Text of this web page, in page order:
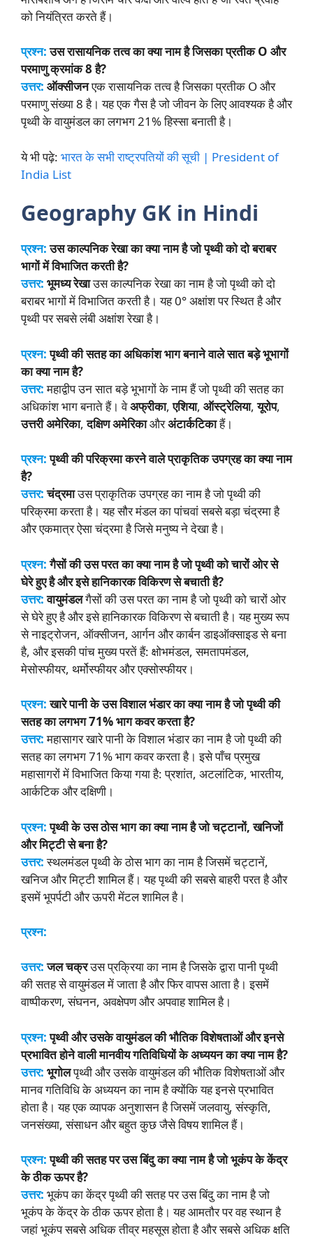
को नियंत्रित करते हैं।
प्रश्न:उस रासायनिक तत्व का क्या नाम है जिसका प्रतीक O और
परमाणु क्रमांक 8 है?
उत्तर: ऑक्सीजनएक रासायनिक तत्व है जिसका प्रतीक O और
परमाणु संख्या 8 है। यह एक गैस है जो जीवन के लिए आवश्यक है और
पृथ्वी के वायुमंडल का लगभग 21% हिस्सा बनाती है।
ये भी पढ़े: भारत के सभी राष्ट्रपतियों की सूची | President of
India List
Geography GK in Hindi
प्रश्न:उस काल्पनिक रेखा का क्या नाम है जो पृथ्वी को दो बराबर
भागों में विभाजित करती है?
उत्तर: भूमध्य रेखाउस काल्पनिक रेखा का नाम है जो पृथ्वी को दो
बराबर भागों में विभाजित करती है। यह 0° अक्षांश पर स्थित है और
पृथ्वी पर सबसे लंबी अक्षांश रेखा है।
प्रश्न:पृथ्वी की सतह का अधिकांश भाग बनाने वाले सात बड़े भूभागों
का क्या नाम है?
उत्तर:महाद्वीप उन सात बड़े भूभागों के नाम हैं जो पृथ्वी की सतह का
अधिकांश भाग बनाते हैं। वेअफ्रीका,एशिया, ऑस्ट्रेलिया,यूरोप,
उत्तरी अमेरिका,दक्षिण अमेरिकाऔरअंटार्कटिकाहैं।
प्रश्न:पृथ्वी की परिक्रमा करने वाले प्राकृतिक उपग्रह का क्या नाम
है?
उत्तर: चंद्रमाउस प्राकृतिक उपग्रह का नाम है जो पृथ्वी की
परिक्रमा करता है। यह सौर मंडल का पांचवां सबसे बड़ा चंद्रमा है
और एकमात्र ऐसा चंद्रमा है जिसे मनुष्य ने देखा है।
प्रश्न:गैसों की उस परत का क्या नाम है जो पृथ्वी को चारों ओर से
घेरे हुए है और इसे हानिकारक विकिरण से बचाती है?
उत्तर: वायुमंडलगैसों की उस परत का नाम है जो पृथ्वी को चारों ओर
से घेरे हुए है और इसे हानिकारक विकिरण से बचाती है। यह मुख्य रूप
से नाइट्रोजन, ऑक्सीजन, आर्गन और कार्बन डाइऑक्साइड से बना
है, और इसकी पांच मुख्य परतें हैं: क्षोभमंडल, समतापमंडल,
मेसोस्फीयर, थर्मोस्फीयर और एक्सोस्फीयर।
प्रश्न:खारे पानी के उस विशाल भंडार का क्या नाम है जो पृथ्वी की
सतह का लगभग 71% भाग कवर करता है?
उत्तर:महासागर खारे पानी के विशाल भंडार का नाम है जो पृथ्वी की
सतह का लगभग 71% भाग कवर करता है। इसे पाँच प्रमुख
महासागरों में विभाजित किया गया है: प्रशांत, अटलांटिक, भारतीय,
आर्कटिक और दक्षिणी।
प्रश्न:पृथ्वी के उस ठोस भाग का क्या नाम है जो चट्टानों, खनिजों
और मिट्टी से बना है?
उत्तर:स्थलमंडल पृथ्वी के ठोस भाग का नाम है जिसमें चट्टानें,
खनिज और मिट्टी शामिल हैं। यह पृथ्वी की सबसे बाहरी परत है और
इसमें भूपर्पटी और ऊपरी मेंटल शामिल है।
प्रश्न:
उत्तर: जल चक्रउस प्रक्रिया का नाम है जिसके द्वारा पानी पृथ्वी
की सतह से वायुमंडल में जाता है और फिर वापस आता है। इसमें
वाष्पीकरण, संघनन, अवक्षेपण और अपवाह शामिल है।
प्रश्न:पृथ्वी और उसके वायुमंडल की भौतिक विशेषताओं और इनसे
प्रभावित होने वाली मानवीय गतिविधियों के अध्ययन का क्या नाम है?
उत्तर: भूगोलपृथ्वी और उसके वायुमंडल की भौतिक विशेषताओं और
मानव गतिविधि के अध्ययन का नाम है क्योंकि यह इनसे प्रभावित
होता है। यह एक व्यापक अनुशासन है जिसमें जलवायु, संस्कृति,
जनसंख्या, संसाधन और बहुत कुछ जैसे विषय शामिल हैं।
प्रश्न:पृथ्वी की सतह पर उस बिंदु का क्या नाम है जो भूकंप के केंद्र
के ठीक ऊपर है?
उत्तर: भूकंप का केंद्र पृथ्वी की सतह पर उस बिंदु का नाम है जो
भूकंप के केंद्र के ठीक ऊपर होता है। यह आमतौर पर वह स्थान है
जहां भूकंप सबसे अधिक तीव्र महसूस होता है और सबसे अधिक क्षति